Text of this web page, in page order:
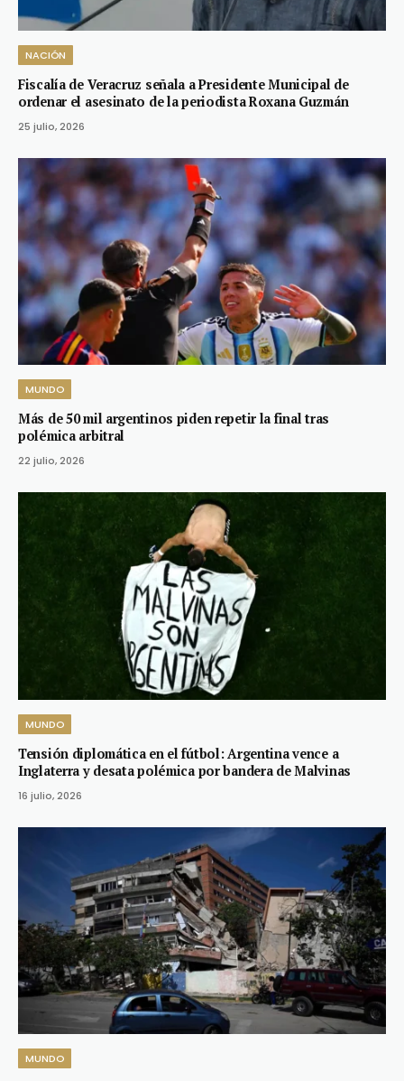
NACIÓN
Fiscalía de Veracruz señala a Presidente Municipal de
ordenar el asesinato de la periodista Roxana Guzmán
25 julio, 2026
MUNDO
Más de 50 mil argentinos piden repetir la final tras
polémica arbitral
22 julio, 2026
MUNDO
Tensión diplomática en el fútbol: Argentina vence a
Inglaterra y desata polémica por bandera de Malvinas
16 julio, 2026
MUNDO